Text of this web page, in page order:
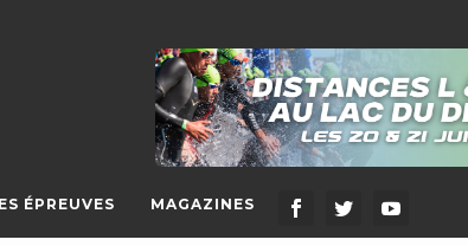
ÉPREUVES MAGAZINES